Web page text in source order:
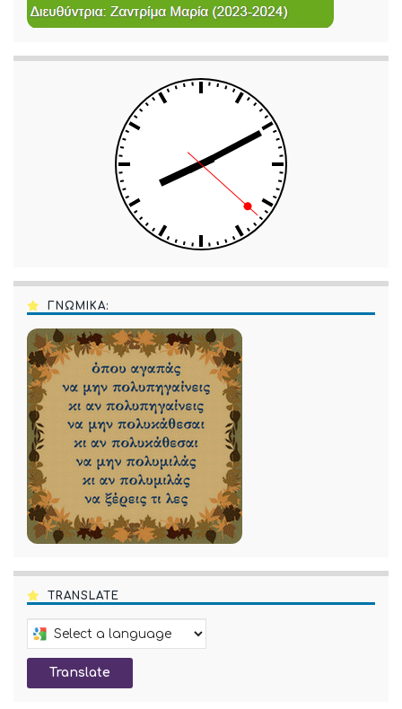
ΓΝΩΜΙΚΑ:
TRANSLATE
Select a language to translate this page
Translate